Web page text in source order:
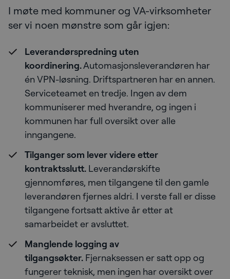
I møte med kommuner og VA-virksomheter
ser vi noen mønstre som går igjen:
Leverandørspredning uten
koordinering.Automasjonsleverandøren har
én VPN-løsning. Driftspartneren har en annen.
Serviceteamet en tredje. Ingen av dem
kommuniserer med hverandre, og ingen i
kommunen har full oversikt over alle
inngangene.
Tilganger som lever videre etter
kontraktsslutt. Leverandørskifte
gjennomføres, men tilgangene til den gamle
leverandøren fjernes aldri. I verste fall er disse
tilgangene fortsatt aktive år etter at
samarbeidet er avsluttet.
Manglende logging av
tilgangsøkter. Fjernaksessen er satt opp og
fungerer teknisk, men ingen har oversikt over